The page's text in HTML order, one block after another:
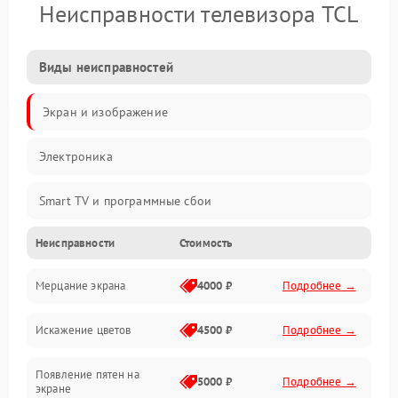
Неисправности телевизора TCL
Виды неисправностей
Экран и изображение
Электроника
Smart TV и программные сбои
Питание и запуск
Подсветка и LED-модули
Звук и аудиосистема
Сигнал и приём каналов
Неисправности Стоимость
Мерцание экрана 4000 ₽ Подробнее →
Искажение цветов 4500 ₽ Подробнее →
Появление пятен на
экране
5000 ₽ Подробнее →